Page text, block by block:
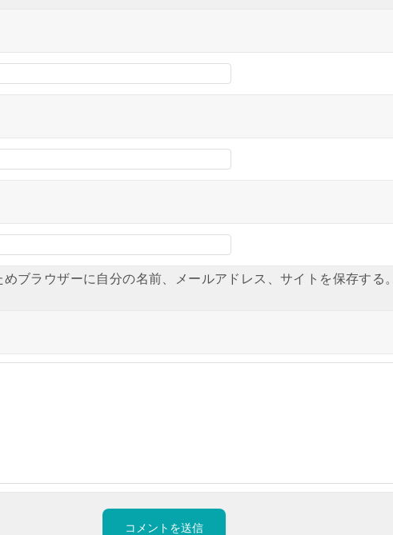
ブラウザーに自分の名前、メールアドレス、サイトを保存する。